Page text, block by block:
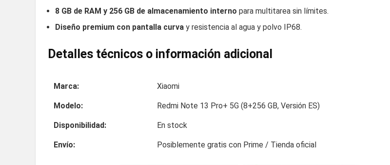
8 GB de RAM y 256 GB de almacenamiento interno para multitarea sin límites.
Diseño premium con pantalla curva y resistencia al agua y polvo IP68.
Detalles técnicos o información adicional
Marca: Xiaomi
Modelo: Redmi Note 13 Pro+ 5G (8+256 GB, Versión ES)
Disponibilidad: En stock
Envío: Posiblemente gratis con Prime / Tienda oficial